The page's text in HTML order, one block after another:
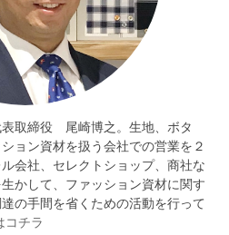
取締役 尾崎博之。生地、ボタ
ョン資材を扱う会社での営業を２
会社、セレクトショップ、商社な
かして、ファッション資材に関す
の手間を省くための活動を行って
コチラ